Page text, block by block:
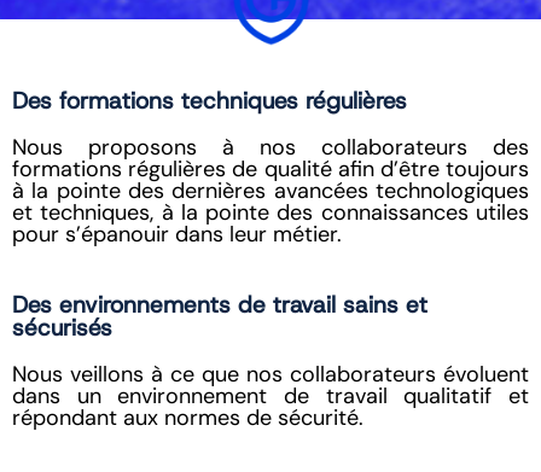
Des formations techniques régulières
Nous proposons à nos collaborateurs des
formations régulières de qualité afin d’être toujours
à la pointe des dernières avancées technologiques
et techniques, à la pointe des connaissances utiles
pour s’épanouir dans leur métier.
Des environnements de travail sains et
sécurisés
Nous veillons à ce que nos collaborateurs évoluent
dans un environnement de travail qualitatif et
répondant aux normes de sécurité.